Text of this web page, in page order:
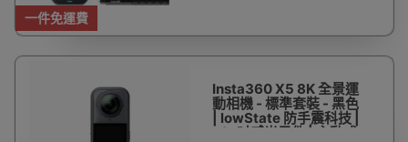
一件免運費
Insta360 X5 8K 全景運
動相機 - 標準套裝 - 黑色
| lowState 防手震科技 |
1/2 吋感光元件 | 主動式